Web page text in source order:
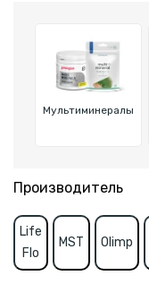
Мультиминералы
Производитель
Life
Flo
MST Olimp